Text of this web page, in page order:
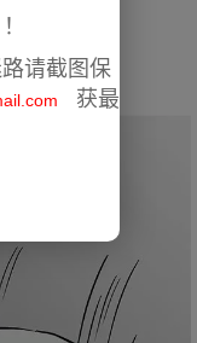
请截图保
获最